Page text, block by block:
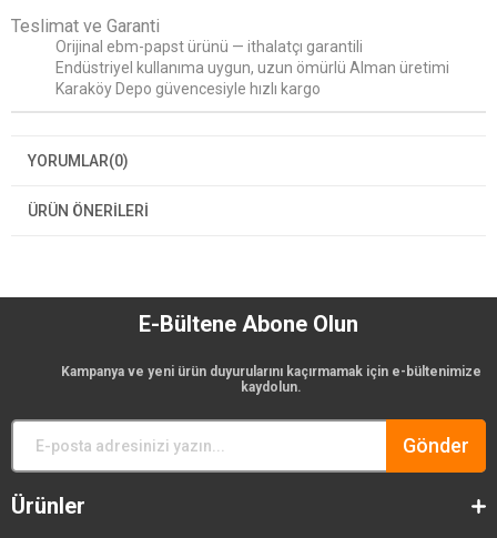
Teslimat ve Garanti
Orijinal ebm-papst ürünü — ithalatçı garantili
Endüstriyel kullanıma uygun, uzun ömürlü Alman üretimi
Karaköy Depo güvencesiyle hızlı kargo
YORUMLAR(0)
ÜRÜN ÖNERILERI
E-Bültene Abone Olun
Kampanya ve yeni ürün duyurularını kaçırmamak için e-bültenimize
kaydolun.
Gönder
Ürünler